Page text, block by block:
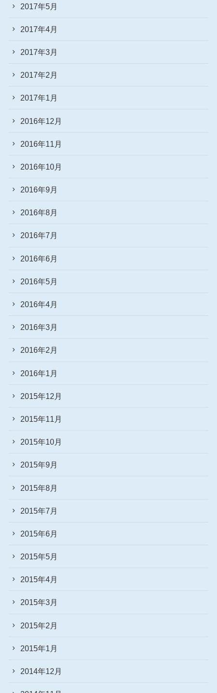
2017年5月
2017年4月
2017年3月
2017年2月
2017年1月
2016年12月
2016年11月
2016年10月
2016年9月
2016年8月
2016年7月
2016年6月
2016年5月
2016年4月
2016年3月
2016年2月
2016年1月
2015年12月
2015年11月
2015年10月
2015年9月
2015年8月
2015年7月
2015年6月
2015年5月
2015年4月
2015年3月
2015年2月
2015年1月
2014年12月